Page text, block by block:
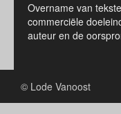
Overname van
commerciële
auteur en de
© Lode Vanoost